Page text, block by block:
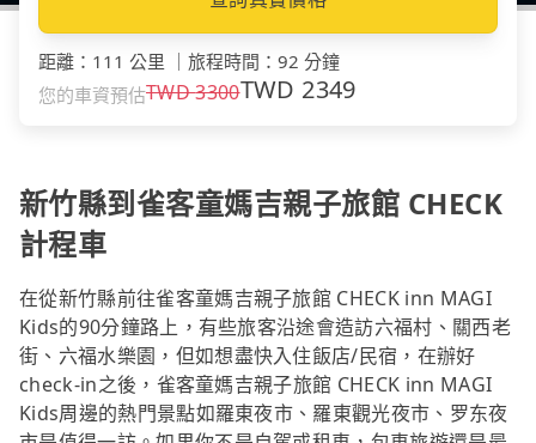
距離 ： 111 公里 旅程時間 ： 92 分鐘
您的車資預估TWD3300TWD 2349
新竹縣到雀客童媽吉親子旅館 CHECK
計程車
在從新竹縣前往雀客童媽吉親子旅館 CHECK inn MAGI
Kids的90分鐘路上，有些旅客沿途會造訪六福村、關西老
街、六福水樂園，但如想盡快入住飯店/民宿，在辦好
check-in之後，雀客童媽吉親子旅館 CHECK inn MAGI
Kids周邊的熱門景點如羅東夜市、羅東觀光夜市、罗东夜